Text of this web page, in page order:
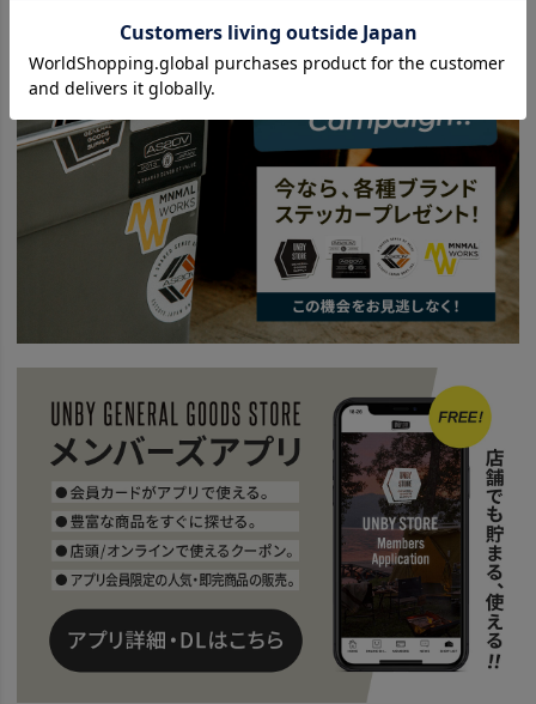
UNBY SELECT ETC. - その他
BRAND UNBY SELECT romo ロモ
news U-3,000円のキャンプ小物５選